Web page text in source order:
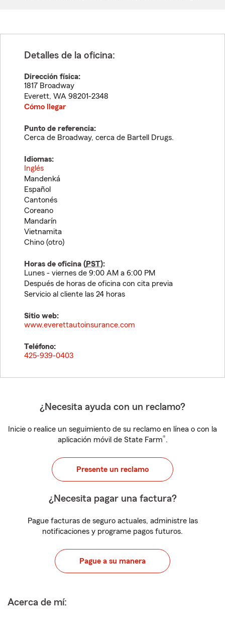
Detalles de la oficina:
Dirección física:
1817 Broadway
Everett, WA 98201-2348
Cómo llegar
Punto de referencia:
Cerca de Broadway, cerca de Bartell Drugs.
Idiomas:
Inglés
Mandenká
Español
Cantonés
Coreano
Mandarín
Vietnamita
Chino (otro)
Horas de oficina (PST):
Lunes - viernes de 9:00 AM a 6:00 PM
Después de horas de oficina con cita previa
Servicio al cliente las 24 horas
Sitio web:
www.everettautoinsurance.com
Teléfono:
425-939-0403
¿Necesita ayuda con un reclamo?
Inicie o realice un seguimiento de su reclamo en línea o con la
aplicación móvil de State Farm®.
Presente un reclamo
¿Necesita pagar una factura?
Pague facturas de seguro actuales, administre las
notificaciones y programe pagos futuros.
Pague a su manera
Acerca de mí: